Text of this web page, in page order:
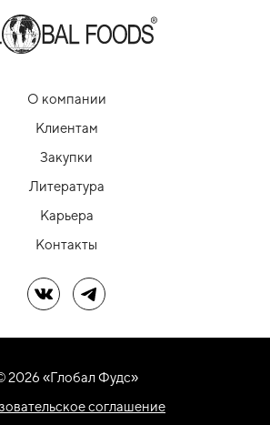
О компании
Клиентам
Закупки
Литература
Карьера
Контакты
Мы в ВКМы в Telegram
2026 «Глобал Фудс»
соглашение